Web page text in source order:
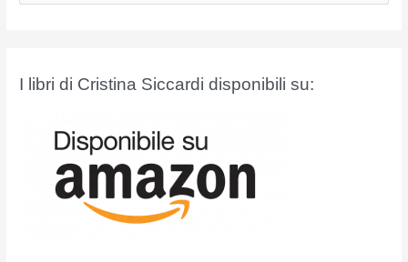
I libri di Cristina Siccardi disponibili su: